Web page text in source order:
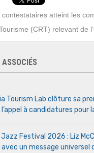
contestataires atteint les
(CRT) relevant de
Tourism Lab clôture sa
à candidatures pour
Jazz Festival 2026 : Liz
avec un message universel